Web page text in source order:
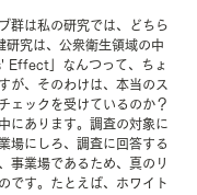
群は私の研究では、どちら
研究は、公衆衛生領域の中
Effect」なんつって、ちょ
が、そのわけは、本当のス
ェックを受けているのか？
にあります。調査の対象に
場にしろ、調査に回答する
事業場であるため、真のリ
です。たとえば、ホワイト